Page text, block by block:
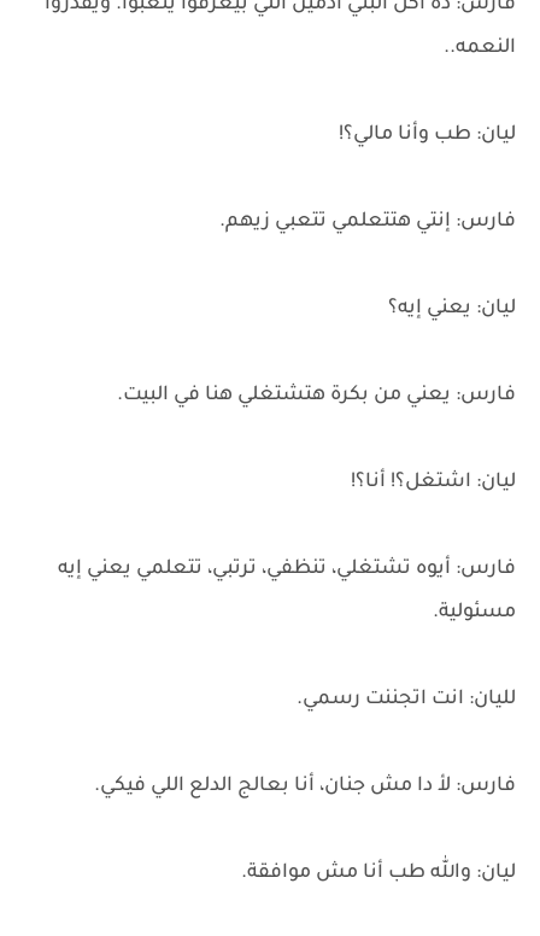
فارس: ده أكل البني آدمين اللي بيعرفوا يتعبوا. ويقدروا
النعمه..
ليان: طب وأنا مالي؟!
فارس: إنتي هتتعلمي تتعبي زيهم.
ليان: يعني إيه؟
فارس: يعني من بكرة هتشتغلي هنا في البيت.
ليان: اشتغل؟! أنا؟!
فارس: أيوه تشتغلي، تنظفي، ترتبي، تتعلمي يعني إيه
مسئولية.
لليان: انت اتجننت رسمي.
فارس: لأ دا مش جنان، أنا بعالج الدلع اللي فيكي.
ليان: والله طب أنا مش موافقة.